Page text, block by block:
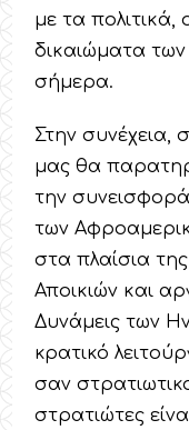
με τα πολιτικά,
δικαιώματα
σήμερα.
Στην συνέχεια,
μας θα
την
των
στα πλαίσια
Αποικιών και
Δυνάμεις των
κρατικό
σαν
στρατιώτες